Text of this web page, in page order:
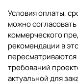
Условия оплаты,
можно
коммерческого
рекомендации в
требований
актуальной для